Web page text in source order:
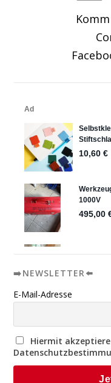
➡️NEWSLETTER⬅️
E-Mail-Adresse
Hiermit